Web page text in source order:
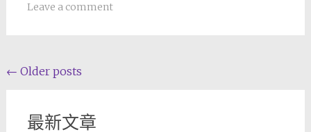
Leave a comment
Posts
← Older posts
最新文章